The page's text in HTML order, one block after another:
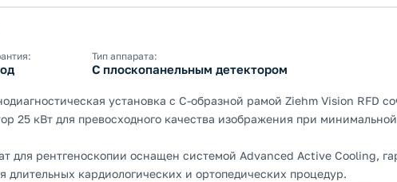
Тип аппарата:
С плоскопанельным детектором
установка с С-образной рамой Ziehm Vision RFD
25 кВт для превосходного качества изображения при
для рентгеноскопии оснащен системой Advanced Active Cooling,
длительных кардиологических и ортопедических процедур.